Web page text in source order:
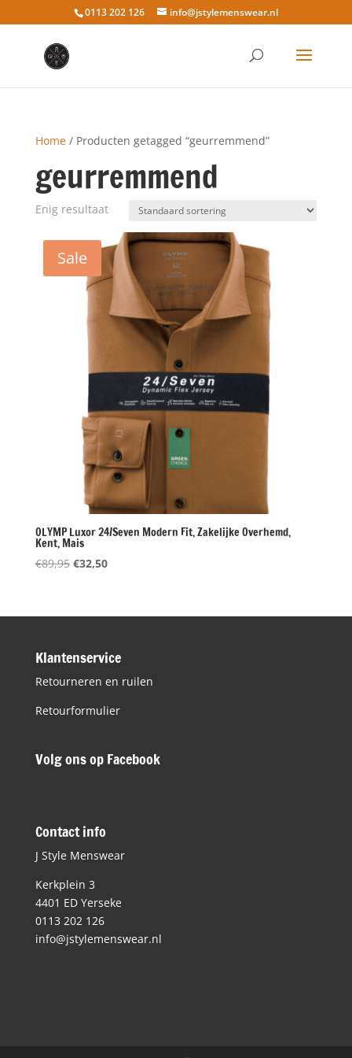
0113 202 126 info@jstylemenswear.nl
Home/ Producten getagged “geurremmend”
geurremmend
Enig resultaat
Sale
OLYMP Luxor 24/Seven Modern Fit, Zakelijke Overhemd,
Kent, Mais
€89,95 Oorspronkelijke
€89,95.
€32,50Huidige
€32,50.
Klantenservice
Retourneren en ruilen
Retourformulier
Volg ons op Facebook
Contact info
J Style Menswear
Kerkplein 3
4401 ED Yerseke
0113 202 126
info@jstylemenswear.nl